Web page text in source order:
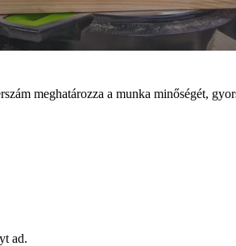
meghatározza a munka minőségét,
ad.